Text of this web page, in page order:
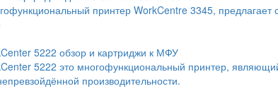
принтер WorkCentre 3345, предлагает
5222 обзор и картриджи к МФУ
5222 это многофункциональный принтер,
производительности.